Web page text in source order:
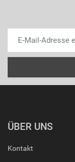
ÜBER UNS
Kontakt